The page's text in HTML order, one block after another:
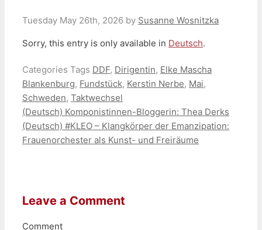
Tuesday May 26th, 2026 by Susanne Wosnitzka
Sorry, this entry is only available in Deutsch.
Categories Tags DDF, Dirigentin, Elke Mascha
Blankenburg, Fundstück, Kerstin Nerbe, Mai,
Schweden, Taktwechsel
(Deutsch) Komponistinnen-Bloggerin: Thea Derks
(Deutsch) #KLEO – Klangkörper der Emanzipation:
Frauenorchester als Kunst- und Freiräume
Leave a Comment
Comment